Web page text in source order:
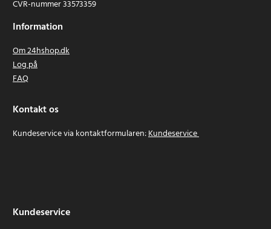
CVR-nummer 33573359
Information
Om 24hshop.dk
Log på
FAQ
Kontakt os
Kundeservice via kontaktformularen:Kundeservice
Kundeservice